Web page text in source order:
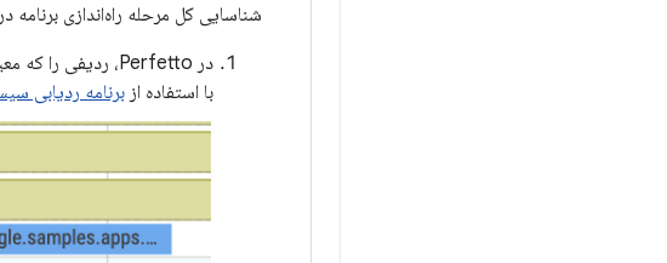
شناسایی کل مرحله راه‌اندازی برنامه در
با استفاده از برنامه ردیابی